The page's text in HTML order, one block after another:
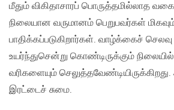
மீதும் விகிதாசாரப் பொருத்தமில்லாத
நிலையான வருமானம் பெறுபவர்கள்
பாதிக்கப்படுகிறார்கள். வாழ்க்கைச்
உயர்ந்துசென்று கொண்டிருக்கும்
வரிகளையும்
இரட்டைச் சுமை.